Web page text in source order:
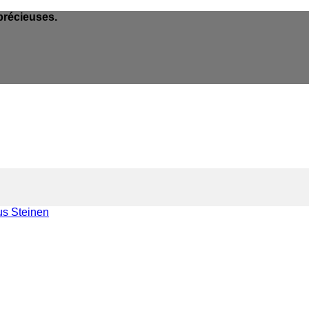
Steinen